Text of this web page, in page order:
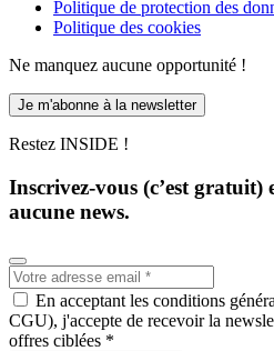
Politique de protection des
Politique des cookies
Ne manquez aucune opportunité !
Je m'abonne à la newsletter
Restez INSIDE !
Inscrivez-vous (c’est gratuit)
aucune news.
En acceptant les conditions
CGU), j'accepte de recevoir la
offres ciblées *